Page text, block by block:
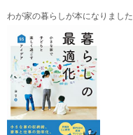
わが家の暮らしが本になりました